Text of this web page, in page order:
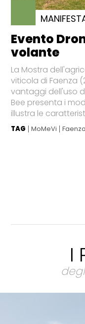
Evento
volante
La Mostra
viticola di Faenza
vantaggi dell'uso
Bee presenta i
illustra le
TAG MoMeVi Faenza
I